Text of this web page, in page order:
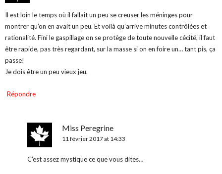
Il est loin le temps où il fallait un peu se creuser les méninges pour
montrer qu’on en avait un peu. Et voilà qu’arrive minutes contrôlées et
rationalité. Fini le gaspillage on se protège de toute nouvelle cécité, il faut
être rapide, pas très regardant, sur la masse si on en foire un… tant pis, ça
passe!
Je dois être un peu vieux jeu.
Répondre
Miss Peregrine
11 février 2017 at 14:33
C’est assez mystique ce que vous dites…